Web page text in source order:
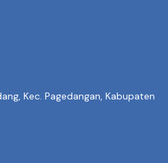
Kec. Pagedangan, Kabupaten